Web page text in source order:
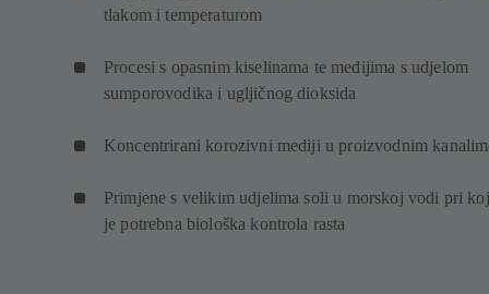
tlakom i temperaturom
Procesi s opasnim kiselinama te medijima s udjelom
sumporovodika i ugljičnog dioksida
Koncentrirani korozivni mediji u proizvodnim
Primjene s velikim udjelima soli u morskoj vodi pri
je potrebna biološka kontrola rasta